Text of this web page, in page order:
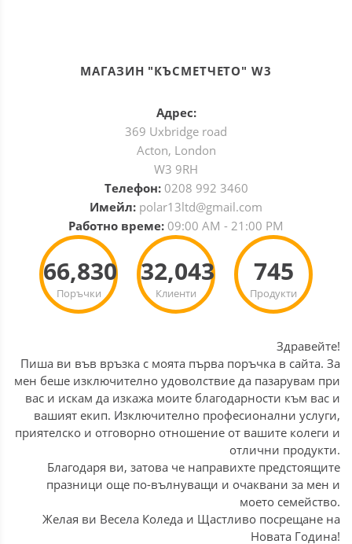
МАГАЗИН "КЪСМЕТЧЕТО" W3
Адрес:
369 Uxbridge road
Acton, London
W3 9RH
Телефон: 0208 992 3460
Имейл: polar13ltd@gmail.com
Работно време: 09:00 AM - 21:00 PM
Поръчки
66,830
Клиенти
32,043
Продукти
745
Здравейте!
Пиша ви във връзка с моята първа поръчка в сайта. За
мен беше изключително удоволствие да пазарувам при
вас и искам да изкажа моите благодарности към вас и
вашият екип. Изключително професионални услуги,
приятелско и отговорно отношение от вашите колеги и
отлични продукти.
Благодаря ви, затова че направихте предстоящите
празници още по-вълнуващи и очаквани за мен и
моето семейство.
Желая ви Весела Коледа и Щастливо посрещане на
Новата Година!